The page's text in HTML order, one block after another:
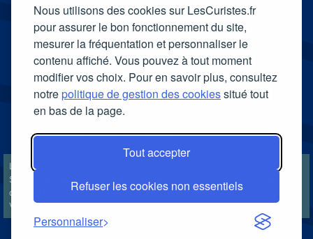
Nous utilisons des cookies sur LesCuristes.fr
pour assurer le bon fonctionnement du site,
mesurer la fréquentation et personnaliser le
contenu affiché. Vous pouvez à tout moment
modifier vos choix. Pour en savoir plus, consultez
notrepolitique de gestion des cookiessitué tout
en bas de la page.
Tout accepter
Refuser les cookies non essentiels
Personnaliser
Les Bains des Alpes - Spa Nuxe
Carte cadeau spa Vichy
Carte cadeau spa Bagnoles-de-l'Orne
Carte cadeau spa Saubusse
Carte cadeau spa Châtel-Guyon
LesCuristes.fr participe et est conforme à l'ensemble des
Spécifications et Politiques du Transparency & Consent Framework
de l'IAB Europe et utilise la Consent Management Platform n°92.
Vous pouvez modifier vos choix à tout moment encliquant ici.